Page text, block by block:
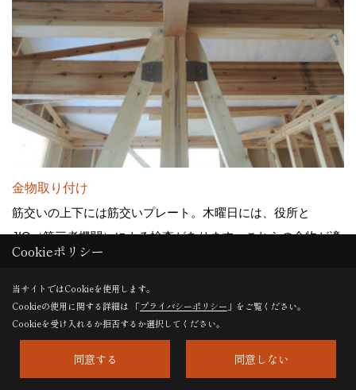
金物取り付け
筋交いの上下には筋交いプレート。木曜日には、役所と
JIO（第三者機関）による検査があります。これらの金物が適
切に施工されているかをチェックします。この様子ですと検
査は問題なさそうです。
Cookieポリシー
当サイトではCookieを使用します。
Cookieの使用に関する詳細は 「プライバシーポリシー 」をご覧ください。
Cookieを受け入れるか拒否するか選択してください。
同意する 同意しない